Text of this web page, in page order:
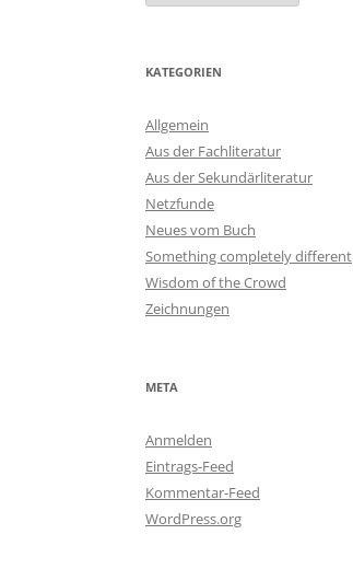
KATEGORIEN
Allgemein
Aus der Fachliteratur
Aus der Sekundärliteratur
Netzfunde
Neues vom Buch
Something completely different
Wisdom of the Crowd
Zeichnungen
META
Anmelden
Eintrags-Feed
Kommentar-Feed
WordPress.org